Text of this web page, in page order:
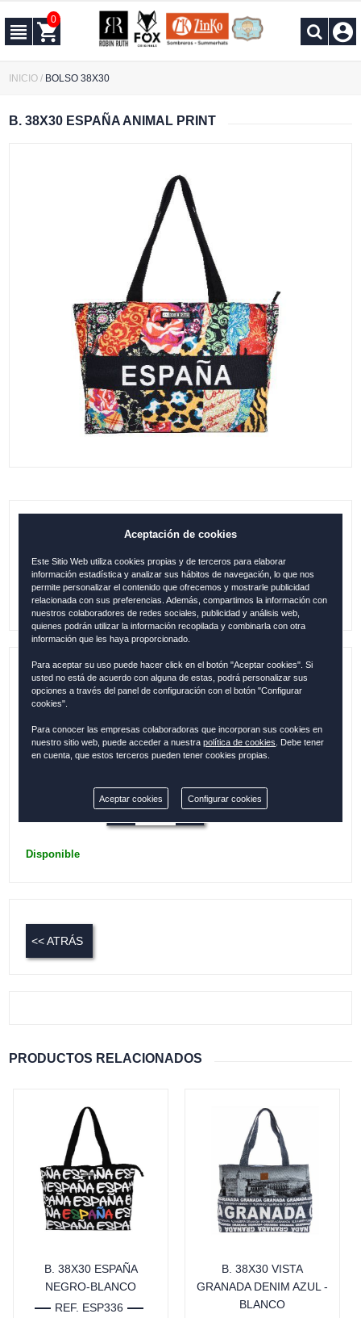
0
INICIO / BOLSO 38X30
B. 38X30 ESPAÑA ANIMAL PRINT
B. 38X30 ESPAÑA ANIMAL PRINT
19.95€
Referencia: ESP332
Bolsillos interiores
Disponible
<< ATRÁS
PRODUCTOS RELACIONADOS
B. 38X30 ESPAÑA
NEGRO-BLANCO
REF. ESP336
B. 38X30 VISTA
GRANADA DENIM AZUL -
BLANCO
Aceptación de cookies
Este Sitio Web utiliza cookies propias y de terceros para elaborar
información estadística y analizar sus hábitos de navegación, lo que nos
permite personalizar el contenido que ofrecemos y mostrarle publicidad
relacionada con sus preferencias. Además, compartimos la información con
nuestros colaboradores de redes sociales, publicidad y análisis web,
quienes podrán utilizar la información recopilada y combinarla con otra
información que les haya proporcionado.
Para aceptar su uso puede hacer click en el botón "Aceptar cookies". Si
usted no está de acuerdo con alguna de estas, podrá personalizar sus
opciones a través del panel de configuración con el botón "Configurar
cookies".
Para conocer las empresas colaboradoras que incorporan sus cookies en
nuestro sitio web, puede acceder a nuestrapolítica de cookies
. Debe tener
en cuenta, que estos terceros pueden tener cookies propias.
Aceptar cookies Configurar cookies